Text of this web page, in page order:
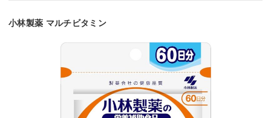
小林製薬 マルチビタミン